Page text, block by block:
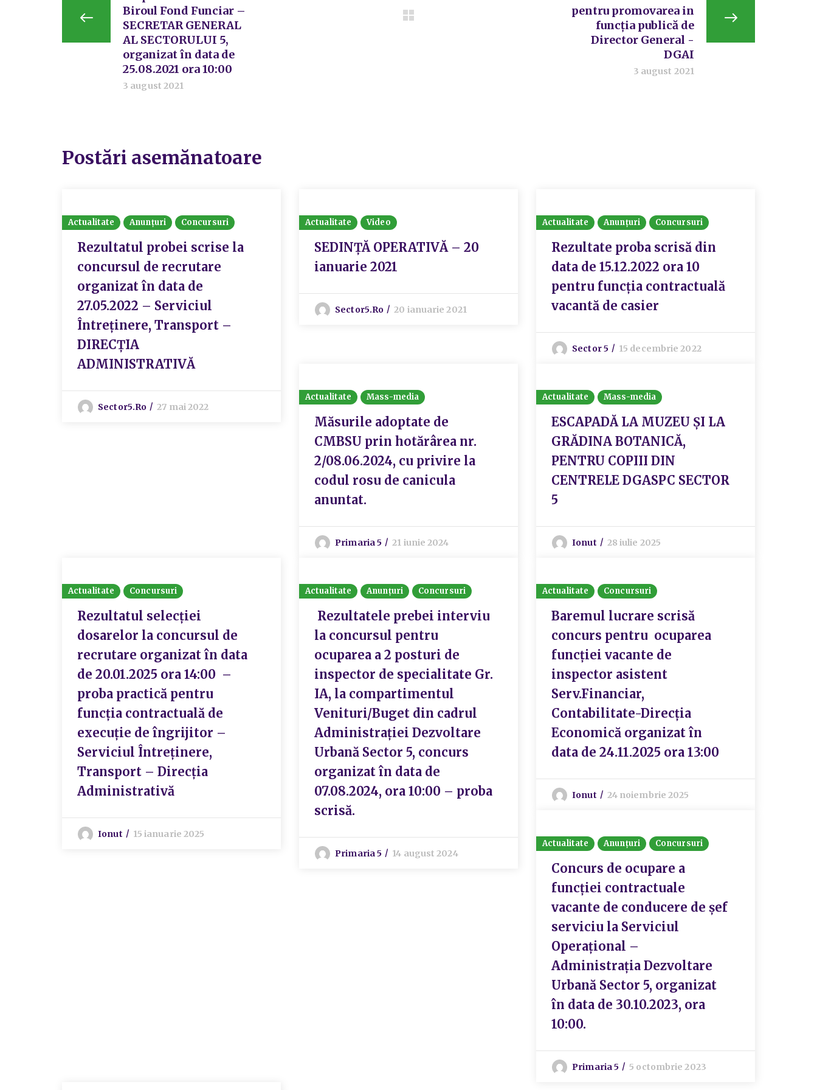
Biroul Fond Funciar –
SECRETAR GENERAL
AL SECTORULUI 5,
organizat în data de
25.08.2021 ora 10:00
3 august 2021
pentru promovarea in
funcția publică de
Director General -
DGAI
3 august 2021
Postări asemănatoare
Actualitate Anunțuri Concursuri
Rezultatul probei scrise la
concursul de recrutare
organizat în data de
27.05.2022 – Serviciul
Întreținere, Transport –
DIRECȚIA
ADMINISTRATIVĂ
Sector5.ro 27 mai 2022
Actualitate Video
SEDINȚĂ OPERATIVĂ – 20
ianuarie 2021
Sector5.ro 20 ianuarie 2021
Actualitate Anunțuri Concursuri
Rezultate proba scrisă din
data de 15.12.2022 ora 10
pentru funcția contractuală
vacantă de casier
Sector 5 15 decembrie 2022
Actualitate Mass-media
Măsurile adoptate de
CMBSU prin hotărârea nr.
2/08.06.2024, cu privire la
codul rosu de canicula
anuntat.
Primaria 5 21 iunie 2024
Actualitate Mass-media
ESCAPADĂ LA MUZEU ȘI LA
GRĂDINA BOTANICĂ,
PENTRU COPIII DIN
CENTRELE DGASPC SECTOR
5
Ionut 28 iulie 2025
Actualitate Concursuri
Rezultatul selecției
dosarelor la concursul de
recrutare organizat în data
de 20.01.2025 ora 14:00 –
proba practică pentru
funcția contractuală de
execuție de îngrijitor –
Serviciul Întreținere,
Transport – Direcția
Administrativă
Ionut 15 ianuarie 2025
Actualitate Anunțuri Concursuri
Rezultatele prebei interviu
la concursul pentru
ocuparea a 2 posturi de
inspector de specialitate Gr.
IA, la compartimentul
Venituri/Buget din cadrul
Administrației Dezvoltare
Urbană Sector 5, concurs
organizat în data de
07.08.2024, ora 10:00 – proba
scrisă.
Primaria 5 14 august 2024
Actualitate Concursuri
Baremul lucrare scrisă
concurs pentru ocuparea
funcției vacante de
inspector asistent
Serv.Financiar,
Contabilitate-Direcția
Economică organizat în
data de 24.11.2025 ora 13:00
Ionut 24 noiembrie 2025
Actualitate Anunțuri Concursuri
Concurs de ocupare a
funcției contractuale
vacante de conducere de șef
serviciu la Serviciul
Operațional –
Administrația Dezvoltare
Urbană Sector 5, organizat
în data de 30.10.2023, ora
10:00.
Primaria 5 5 octombrie 2023